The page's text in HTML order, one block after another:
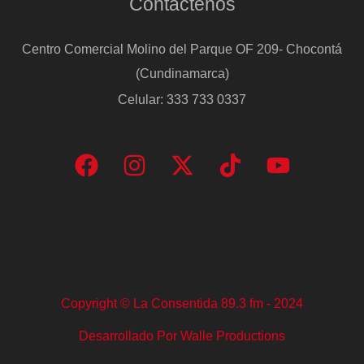
Contáctenos
Centro Comercial Molino del Parque OF 209- Chocontá
(Cundinamarca)
Celular: 333 733 0337
Copyright © La Consentida 89.3 fm - 2024
Desarrollado Por Walle Productions